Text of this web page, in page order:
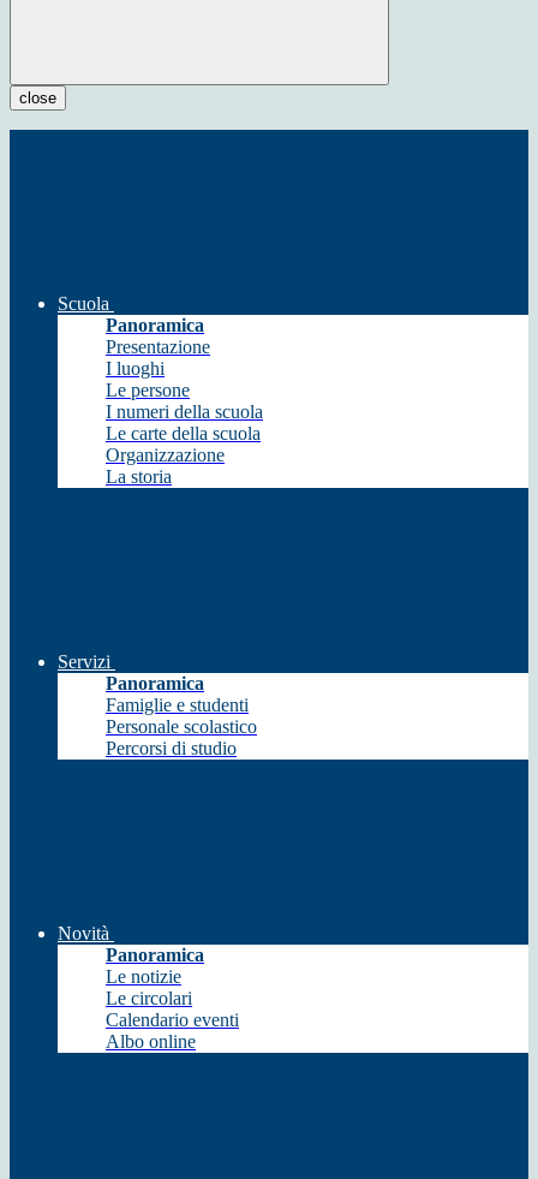
close
Scuola
Panoramica
Presentazione
I luoghi
Le persone
I numeri della scuola
Le carte della scuola
Organizzazione
La storia
Servizi
Panoramica
Famiglie e studenti
Personale scolastico
Percorsi di studio
Novità
Panoramica
Le notizie
Le circolari
Calendario eventi
Albo online